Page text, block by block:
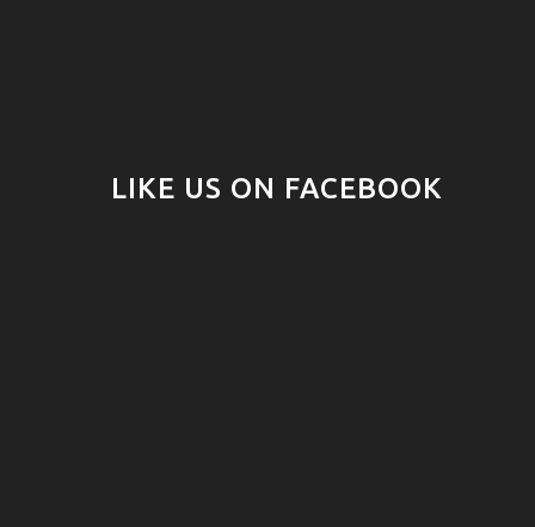
LIKE US ON FACEBOOK